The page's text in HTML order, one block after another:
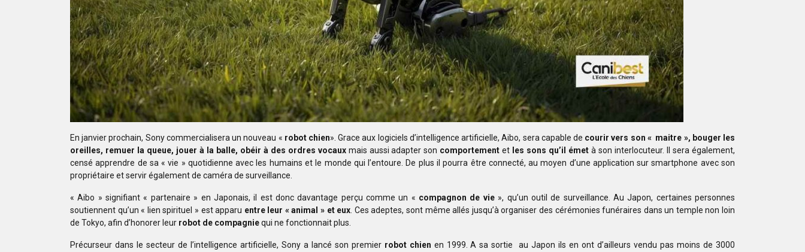
En janvier prochain, Sony commercialisera un nouveau « robot chien». Grace aux logiciels d’intelligence artificielle, Aibo, sera capable de courir vers son « maitre », bouger les
oreilles, remuer la queue, jouer à la balle, obéir à des ordres vocauxmais aussi adapter son comportementet les sons qu’il émet à son interlocuteur. Il sera également,
censé apprendre de sa « vie » quotidienne avec les humains et le monde qui l’entoure. De plus il pourra être connecté, au moyen d’une application sur smartphone avecson
propriétaire et servir également de caméra de surveillance.
« Aibo » signifiant « partenaire » en Japonais, il est donc davantage perçu comme un « compagnon de vie», qu’un outil de surveillance. Au Japon, certaines personnes
soutiennent qu’un « lien spirituel » est apparu entre leur « animal » et eux . Ces adeptes, sont même allés jusqu’à organiser des cérémonies funéraires dans un temple non loin
de Tokyo, afin d’honorer leur robot de compagniequi ne fonctionnait plus.
Précurseur dans le secteur de l’intelligence artificielle, Sony a lancé son premier robot chien en 1999. A sa sortie au Japon ils en ont d’ailleurs vendu pas moins de 3000